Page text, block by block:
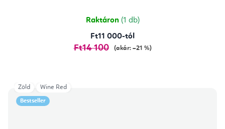
Raktáron (1 db)
Ft11 000-tól
Ft14 100 (akár: –21 %)
Bestseller
Zöld Wine Red